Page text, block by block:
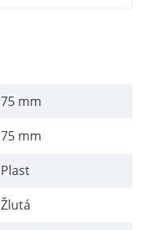
75 mm
75 mm
Plast
Žlutá